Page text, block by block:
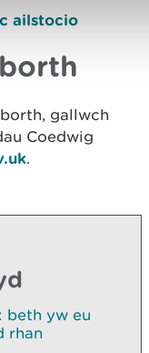
ailstocio
gallwch
Coedwig
.
beth yw eu
rhan